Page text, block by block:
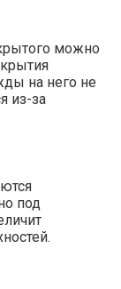
можно
на него не
из-за
под